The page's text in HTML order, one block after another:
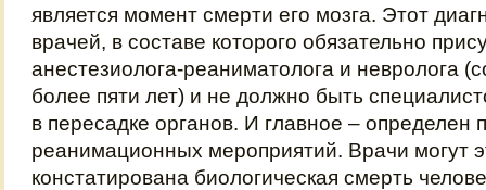
является момент смерти его мозга. Этот
врачей, в составе которого обязательно
анестезиолога-реаниматолога и невролога
более пяти лет) и не должно быть
в пересадке органов. И главное – определен
реанимационных мероприятий. Врачи могут
констатирована биологическая смерть